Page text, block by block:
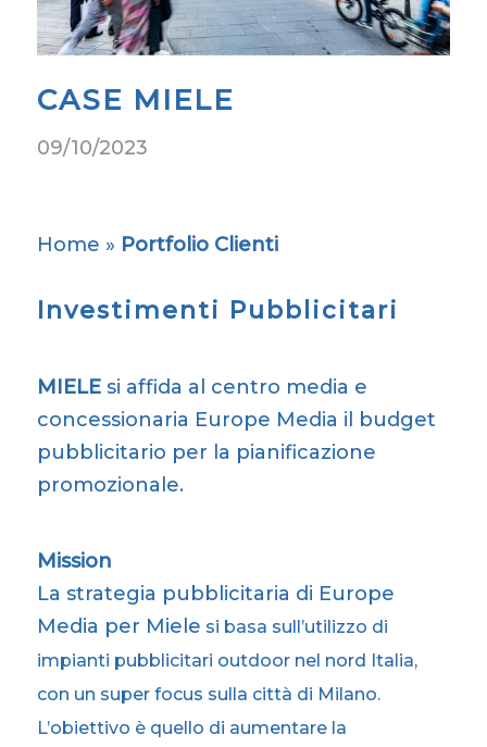
CASE MIELE
09/10/2023
Home » Portfolio Clienti
Investimenti Pubblicitari
MIELEsi affida al centro media e
concessionaria Europe Media il budget
pubblicitario per la pianificazione
promozionale.
Mission
La strategia pubblicitaria di Europe
Media per Miele si basa sull’utilizzo di
impianti pubblicitari outdoor nel nord Italia,
con un super focus sulla città di Milano.
L’obiettivo è quello di aumentare la